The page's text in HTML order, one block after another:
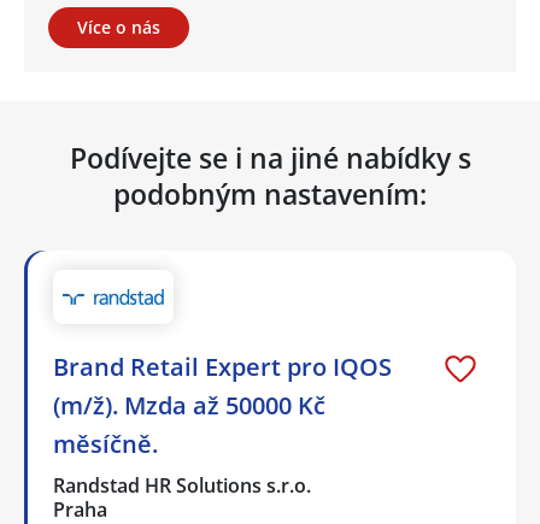
Více o nás
Podívejte se i na jiné nabídky s
podobným nastavením:
Brand Retail Expert pro IQOS
(m/ž). Mzda až 50000 Kč
měsíčně.
Randstad HR Solutions s.r.o.
Praha